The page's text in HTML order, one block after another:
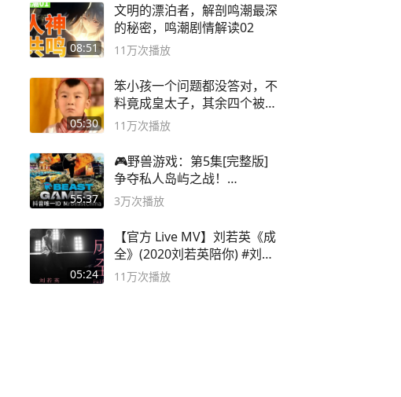
08:51
文明的漂泊者，解剖鸣潮最深
的秘密，鸣潮剧情解读02
11万次播放
05:30
笨小孩一个问题都没答对，不
料竟成皇太子，其余四个被处
死
11万次播放
55:37
🎮野兽游戏：第5集[完整版]
争夺私人岛屿之战！
#MrBeastChina
3万次播放
05:24
【官方 Live MV】刘若英《成
全》(2020刘若英陪你) #刘若
英 #成全
11万次播放